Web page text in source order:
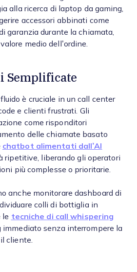
alla ricerca di laptop da gaming,
accessori abbinati come
garanzia durante la chiamata,
medio dell’ordine.
Semplificate
è cruciale in un call center
e clienti frustrati. Gli
come risponditori
delle chiamate basato
chatbot alimentati dall’AI
ripetitive, liberando gli operatori
più complesse o prioritarie.
anche monitorare dashboard di
colli di bottiglia in
le tecniche di call whispering
immediato senza interrompere la
cliente.